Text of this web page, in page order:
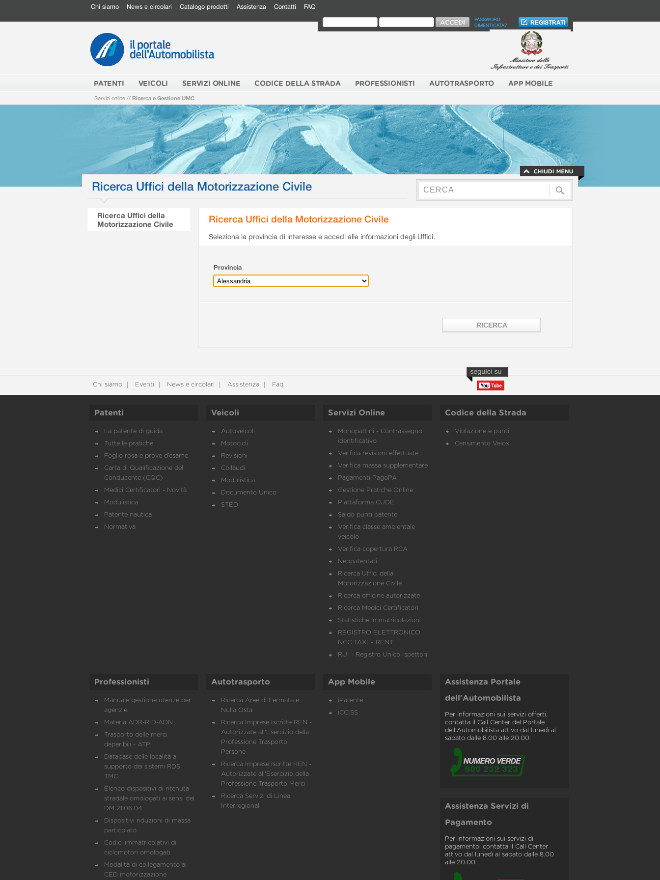
Chi siamo News e circolari Catalogo prodotti Assistenza Contatti FAQ
PASSWORD
DIMENTICATA?
PATENTI VEICOLI SERVIZI ONLINE CODICE DELLA STRADA PROFESSIONISTI AUTOTRASPORTO APP MOBILE
Servizi online // Ricerca e Gestione UMC
Ricerca Uffici della Motorizzazione Civile
Ricerca Uffici della
Motorizzazione Civile
Ricerca Uffici della Motorizzazione Civile
Seleziona la provincia di interesse e accedi alle informazioni degli Uffici.
Provincia
Chi siamo Eventi News e circolari Assistenza Faq
Patenti
La patente di guida
Tutte le pratiche
Foglio rosa e prove d’esame
Carta di Qualificazione del
Conducente (CQC)
Medici Certificatori - Novità
Modulistica
Patente nautica
Normativa
Veicoli
Autoveicoli
Motocicli
Revisioni
Collaudi
Modulistica
Documento Unico
STED
Servizi Online
Monopattini - Contrassegno
identificativo
Verifica revisioni effettuate
Verifica massa supplementare
Pagamenti PagoPA
Gestione Pratiche Online
Piattaforma CUDE
Saldo punti patente
Verifica classe ambientale
veicolo
Verifica copertura RCA
Neopatentati
Ricerca Uffici della
Motorizzazione Civile
Ricerca officine autorizzate
Ricerca Medici Certificatori
Statistiche immatricolazioni
REGISTRO ELETTRONICO
NCC TAXI – RENT
RUI - Registro Unico Ispettori
Codice della Strada
Violazione e punti
Censimento Velox
Professionisti
Manuale gestione utenze per
agenzie
Materia ADR-RID-ADN
Trasporto delle merci
deperibili - ATP
Database delle località a
supporto dei sistemi RDS
TMC
Elenco dispositivi di ritenuta
stradale omologati ai sensi del
DM 21.06.04
Dispositivi riduzioni di massa
particolato
Codici immatricolativi di
ciclomotori omologati
Modalità di collegamento al
CED motorizzazione
Autotrasporto
Ricerca Aree di Fermata e
Nulla Osta
Ricerca Imprese Iscritte REN -
Autorizzate all'Esercizio della
Professione Trasporto
Persone
Ricerca Imprese iscritte REN -
Autorizzate all'Esercizio della
Professione Trasporto Merci
Ricerca Servizi di Linea
Interregionali
App Mobile
iPatente
iCCISS
Assistenza Portale
dell'Automobilista
Per informazioni sui servizi offerti,
contatta il Call Center del Portale
dell'Automobilista attivo dal lunedì al
sabato dalle 8.00 alle 20.00
Assistenza Servizi di
Pagamento
Per informazioni sui servizi di
pagamento, contatta il Call Center
attivo dal lunedì al sabato dalle 8.00
alle 20.00